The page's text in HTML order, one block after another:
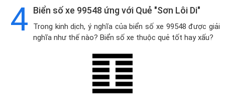
4 Biển số xe 99548 ứng với Quẻ "Sơn Lôi Di"
Trong kinh dịch, ý nghĩa của biển số xe 99548 được giải
nghĩa như thế nào? Biển số xe thuộc quẻ tốt hay xấu?